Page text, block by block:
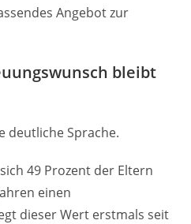
Angebot zur
bleibt
deutliche Sprache.
49 Prozent der Eltern
einen
dieser Wert erstmals seit